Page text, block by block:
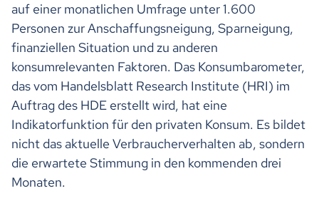
auf einer monatlichen Umfrage unter 1.600
Personen zur Anschaffungsneigung, Sparneigung,
finanziellen Situation und zu anderen
konsumrelevanten Faktoren. Das Konsumbarometer,
das vom Handelsblatt Research Institute (HRI) im
Auftrag des HDE erstellt wird, hat eine
Indikatorfunktion für den privaten Konsum. Es bildet
nicht das aktuelle Verbraucherverhalten ab, sondern
die erwartete Stimmung in den kommenden drei
Monaten.